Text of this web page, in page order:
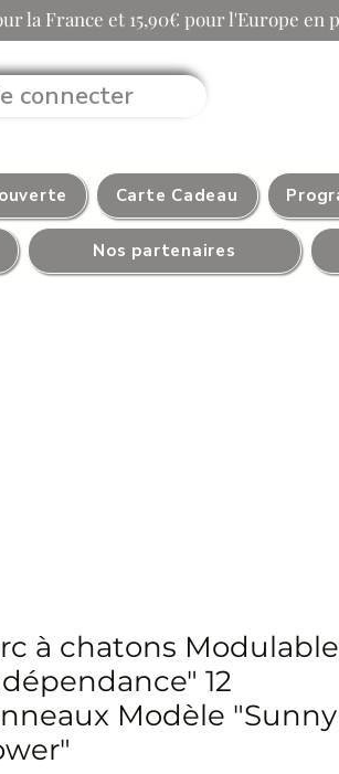
la France et 15,90€ pour l'Europe en
connecter
Carte Cadeau
Nos partenaires
à chatons Modulable
12
Modèle "Sunny